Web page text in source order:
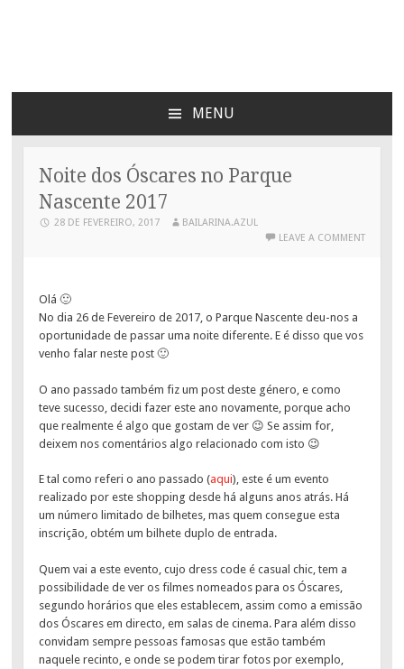
Bailarina Azul
MENU
CONTENT
Noite dos Óscares no Parque
Nascente 2017
28 DE FEVEREIRO, 2017
BAILARINA.AZUL
LEAVE A COMMENT
Olá 🙂
No dia 26 de Fevereiro de 2017, o Parque Nascente deu-nos a
oportunidade de passar uma noite diferente. E é disso que vos
venho falar neste post 🙂
O ano passado também fiz um post deste género, e como
teve sucesso, decidi fazer este ano novamente, porque acho
que realmente é algo que gostam de ver 😉 Se assim for,
deixem nos comentários algo relacionado com isto 😉
E tal como referi o ano passado (aqui), este é um evento
realizado por este shopping desde há alguns anos atrás. Há
um número limitado de bilhetes, mas quem consegue esta
inscrição, obtém um bilhete duplo de entrada.
Quem vai a este evento, cujo dress code é casual chic, tem a
possibilidade de ver os filmes nomeados para os Óscares,
segundo horários que eles establecem, assim como a emissão
dos Óscares em directo, em salas de cinema. Para além disso
convidam sempre pessoas famosas que estão também
naquele recinto, e onde se podem tirar fotos por exemplo,